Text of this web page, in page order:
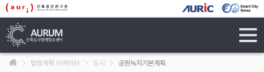
법정계획 아카이브 도시 공원녹지기본계획